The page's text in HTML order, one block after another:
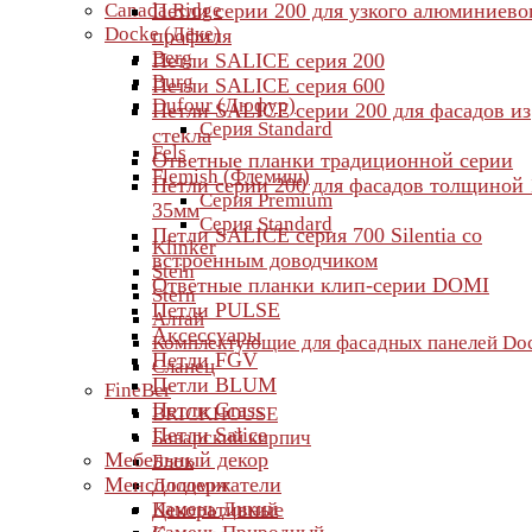
Canada Ridge
Docke (Дёке)
Berg
Burg
Dufour (Дюфур)
Серия Standard
Fels
Flemish (Флемиш)
Серия Premium
Серия Standard
Klinker
Stein
Stern
Алтай
Комплектующие для фасадных панелей
Сланец
FineBer
BRICKHOUSE
Баварский кирпич
Блок
Доломит
Камень Дикий
Петли серии 200 для узкого
профиля
Петли SALICE серия 200
Петли SALICE серия 600
Петли SALICE серии 200 для фасадов из
стекла
Ответные планки традиционной серии
Петли серии 200 для фасадов толщиной
35мм
Петли SALICE серия 700 Silentia со
встроенным доводчиком
Ответные планки клип-серии DOMI
Петли PULSE
Аксессуары
Петли FGV
Петли BLUM
Петли Grass
Петли Salice
Мебельный декор
Менсолодержатели
Декоративные